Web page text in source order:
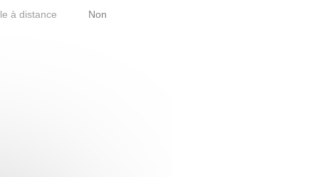
à distance Non